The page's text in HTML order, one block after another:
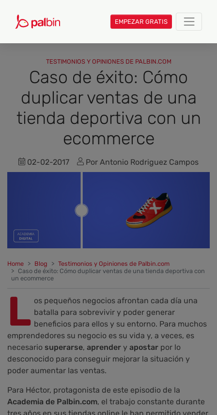
EMPEZAR GRATIS
TESTIMONIOS Y OPINIONES DE PALBIN.COM
Caso de éxito: Cómo
duplicar ventas de una
tienda deportiva con un
ecommerce
02-02-2017 Por Antonio Rodriguez Campos
Home Blog
Testimonios y Opiniones de Palbin.com
Caso de éxito: Cómo duplicar ventas de una tienda deportiva con
un ecommerce
L os pequeños negocios afrontan cada día una
batalla para sobrevivir y poder generar
beneficios para ellos y su entorno. Para muchos
emprendedores su negocio es su vida y, a veces, es
necesario superarse, aprender y apostar por lo
desconocido para conseguir mejorar la situación y
poder aumentar las ventas.
Para Héctor, protagonista de este episodio de la
Academia de Palbin.com, el trabajo constante durante
tres años en sus tiendas online le han permitido vender